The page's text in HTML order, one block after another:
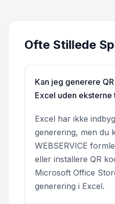
Ofte Stillede
Kan jeg generere
Excel uden eksterne
Excel har ikke
generering, men du
WEBSERVICE
eller installere QR
Microsoft Office
generering i Excel.